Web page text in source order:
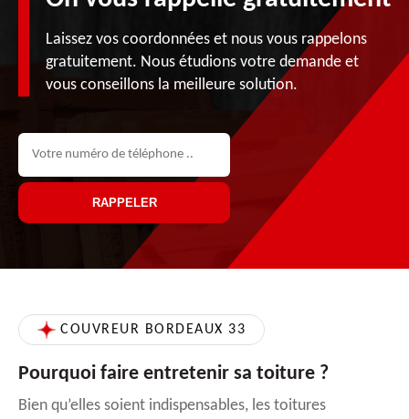
Laissez vos coordonnées et nous vous rappelons
gratuitement. Nous étudions votre demande et
vous conseillons la meilleure solution.
COUVREUR BORDEAUX 33
Pourquoi faire entretenir sa toiture ?
Bien qu’elles soient indispensables, les toitures